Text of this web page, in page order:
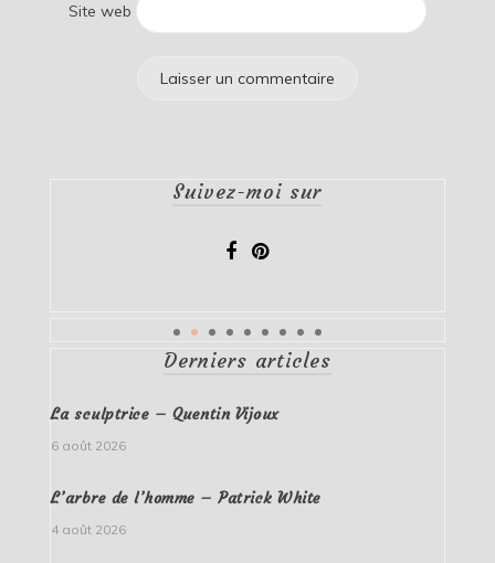
Site web
Suivez-moi sur
Derniers articles
La sculptrice – Quentin Vijoux
6 août 2026
L’arbre de l’homme – Patrick White
4 août 2026